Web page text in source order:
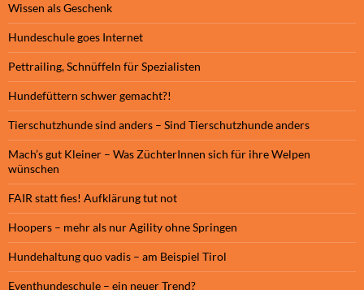
Wissen als Geschenk
Hundeschule goes Internet
Pettrailing, Schnüffeln für Spezialisten
Hundefüttern schwer gemacht?!
Tierschutzhunde sind anders – Sind Tierschutzhunde anders
Mach’s gut Kleiner – Was ZüchterInnen sich für ihre Welpen
wünschen
FAIR statt fies! Aufklärung tut not
Hoopers – mehr als nur Agility ohne Springen
Hundehaltung quo vadis – am Beispiel Tirol
Eventhundeschule – ein neuer Trend?